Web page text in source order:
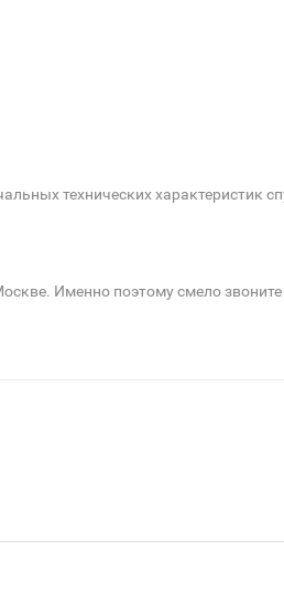
технических характеристик
Именно поэтому смело